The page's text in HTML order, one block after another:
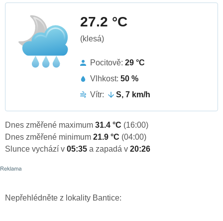
27.2 °C
(klesá)
Pocitově: 29 °C
Vlhkost: 50 %
Vítr:
S, 7 km/h
Dnes změřené maximum 31.4 °C (16:00)
Dnes změřené minimum 21.9 °C (04:00)
Slunce vychází v 05:35 a zapadá v 20:26
Nepřehlédněte z lokality Bantice: